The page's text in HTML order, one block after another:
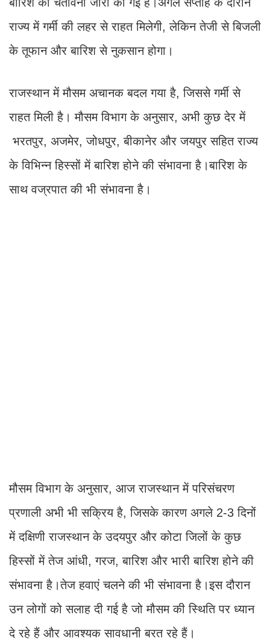
राज्य में गर्मी की लहर से राहत मिलेगी, लेकिन तेजी से बिजली
के तूफान और बारिश से नुकसान होगा।
राजस्थान में मौसम अचानक बदल गया है, जिससे गर्मी से
राहत मिली है। मौसम विभाग के अनुसार, अभी कुछ देर में
भरतपुर, अजमेर, जोधपुर, बीकानेर और जयपुर सहित राज्य
के विभिन्न हिस्सों में बारिश होने की संभावना है।बारिश के
साथ वज्रपात की भी संभावना है।
मौसम विभाग के अनुसार, आज राजस्थान में परिसंचरण
प्रणाली अभी भी सक्रिय है, जिसके कारण अगले 2-3 दिनों
में दक्षिणी राजस्थान के उदयपुर और कोटा जिलों के कुछ
हिस्सों में तेज आंधी, गरज, बारिश और भारी बारिश होने की
संभावना है।तेज हवाएं चलने की भी संभावना है।इस दौरान
उन लोगों को सलाह दी गई है जो मौसम की स्थिति पर ध्यान
दे रहे हैं और आवश्यक सावधानी बरत रहे हैं।